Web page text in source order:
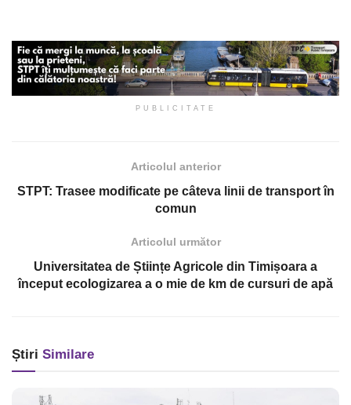
PUBLICITATE
Articolul anterior
STPT: Trasee modificate pe câteva linii de transport în
comun
Articolul următor
Universitatea de Științe Agricole din Timișoara a
început ecologizarea a o mie de km de cursuri de apă
Știri Similare